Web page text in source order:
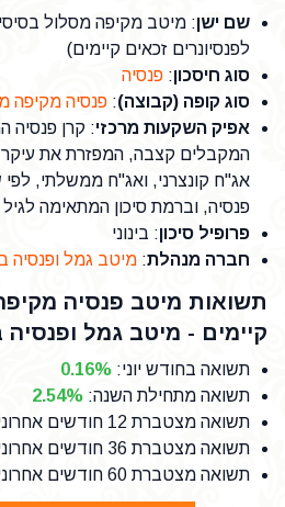
שם ישן: מיטב מקיפה מסלול
לפנסיונרים זכאים קיימים)
סוג חיסכון: פנסיה
סוג קופה (קבוצה): פנסיה מקיפה
אפיק השקעות מרכזי: קרן פנסיה
המקבלים קצבה, המפזרת את עיקר
אג"ח קונצרני, ואג"ח ממשלתי, לפי
פנסיה, וברמת סיכון המתאימה
פרופיל סיכון: בינוני
חברה מנהלת: מיטב גמל ופנסיה
תשואות מיטב פנסיה
קיימים - מיטב גמל
תשואה בחודש יוני:
0.16%
תשואה מתחילת השנה:
2.54%
תשואה מצטברת 12 חודשים אחרונים
תשואה מצטברת 36 חודשים אחרונים
תשואה מצטברת 60 חודשים אחרונים